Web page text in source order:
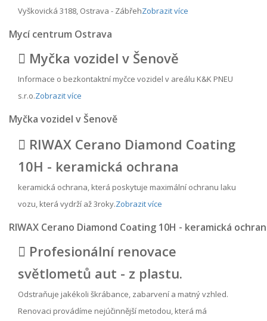
Vyškovická 3188, Ostrava - ZábřehZobrazit více
Mycí centrum Ostrava
Myčka vozidel v Šenově
Informace o bezkontaktní myčce vozidel v areálu K&K PNEU
s.r.o.Zobrazit více
Myčka vozidel v Šenově
RIWAX Cerano Diamond Coating
10H - keramická ochrana
keramická ochrana, která poskytuje maximální ochranu laku
vozu, která vydrží až 3roky.Zobrazit více
RIWAX Cerano Diamond Coating 10H - keramická
Profesionální renovace
světlometů aut - z plastu.
Odstraňuje jakékoli škrábance, zabarvení a matný vzhled.
Renovaci provádíme nejúčinnější metodou, která má